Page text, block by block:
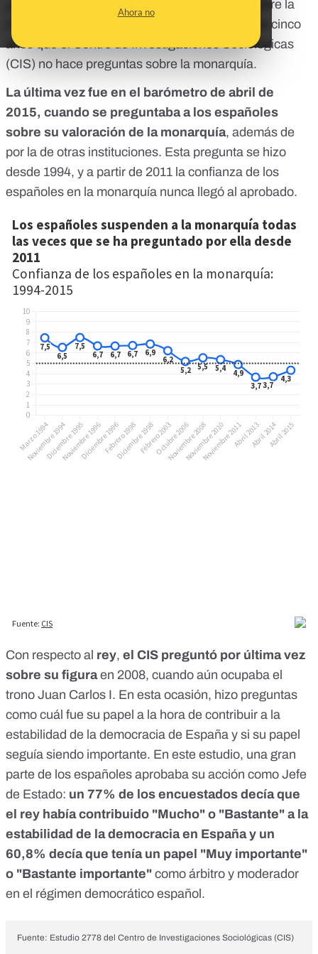
Ahora no
¿Qué pasaría si se realizara un referéndum sobre la
monarquía? Es muy difícil saberlo, ya que hace cinco
años que el Centro de Investigaciones Sociológicas
(CIS) no hace preguntas sobre la monarquía.
La última vez fue en el barómetro de abril de
2015, cuando se preguntaba a los españoles
sobre su valoración de la monarquía, además de
por la de otras instituciones. Esta pregunta se hizo
desde 1994, y a partir de 2011 la confianza de los
españoles en la monarquía nunca llegó al aprobado.
Con respecto al rey, el CIS preguntó por última vez
sobre su figuraen 2008, cuando aún ocupaba el
trono Juan Carlos I. En esta ocasión, hizo preguntas
como cuál fue su papel a la hora de contribuir a la
estabilidad de la democracia de España y si su papel
seguía siendo importante. En este estudio, una gran
parte de los españoles aprobaba su acción como Jefe
de Estado: un 77% de los encuestados decía que
el rey había contribuido "Mucho" o "Bastante" a la
estabilidad de la democracia en España y un
60,8% decía que tenía un papel "Muy importante"
o "Bastante importante" como árbitro y moderador
en el régimen democrático español.
Fuente: Estudio 2778 del Centro de Investigaciones Sociológicas (CIS)